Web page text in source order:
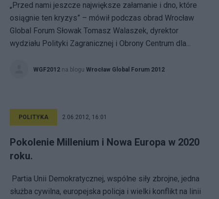
„Przed nami jeszcze największe załamanie i dno, które
osiągnie ten kryzys” – mówił podczas obrad Wrocław
Global Forum Słowak Tomasz Walaszek, dyrektor
wydziału Polityki Zagranicznej i Obrony Centrum dla...
WGF2012 na blogu Wrocław Global Forum 2012
POLITYKA 2.06.2012, 16:01
Pokolenie Millenium i Nowa Europa w 2020
roku.
Partia Unii Demokratycznej, wspólne siły zbrojne, jedna
służba cywilna, europejska policja i wielki konflikt na linii